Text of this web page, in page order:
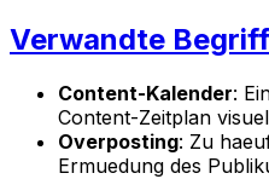
Verwandte
Content-Kalender:
Content-Zeitplan
Overposting: Zu
Ermuedung des